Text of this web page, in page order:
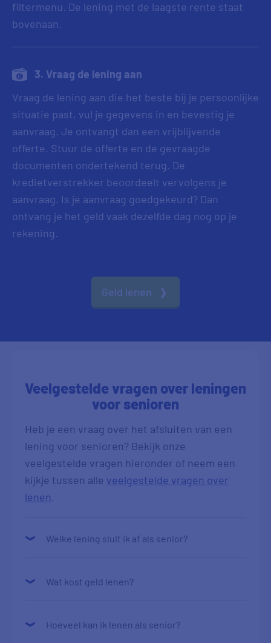
filtermenu. De lening met de laagste rente staat
bovenaan.
3. Vraag de lening aan
Vraag de lening aan die het beste bij je persoonlijke
situatie past, vul je gegevens in en bevestig je
aanvraag. Je ontvangt dan een vrijblijvende
offerte. Stuur de offerte en de gevraagde
documenten ondertekend terug. De
kredietverstrekker beoordeelt vervolgens je
aanvraag. Is je aanvraag goedgekeurd? Dan
ontvang je het geld vaak dezelfde dag nog op je
rekening.
Geld lenen
Veelgestelde vragen over leningen
voor senioren
Heb je een vraag over het afsluiten van een
lening voor senioren? Bekijk onze
veelgestelde vragen hieronder of neem een
kijkje tussen alle veelgestelde vragen over
lenen.
Welke lening sluit ik af als senior?
Wat kost geld lenen?
Hoeveel kan ik lenen als senior?